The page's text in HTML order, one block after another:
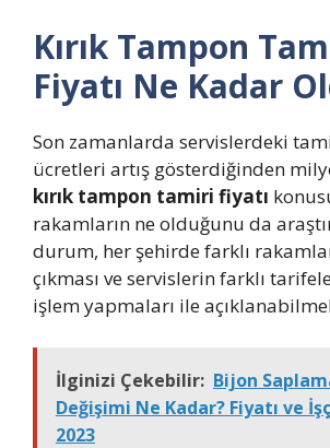
Kırık Tampon
Fiyatı Ne Kadar
Son zamanlarda servislerdeki
ücretleri artış gösterdiğinden
kırık tampon tamiri fiyatı
rakamların ne olduğunu da
durum, her şehirde farklı
çıkması ve servislerin farklı
işlem yapmaları ile
İlginizi Çekebilir: Bijon
Değişimi Ne Kadar? Fiyatı ve
2023